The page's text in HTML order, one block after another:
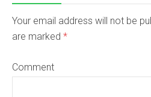
Your email address will not be
are marked *
Comment